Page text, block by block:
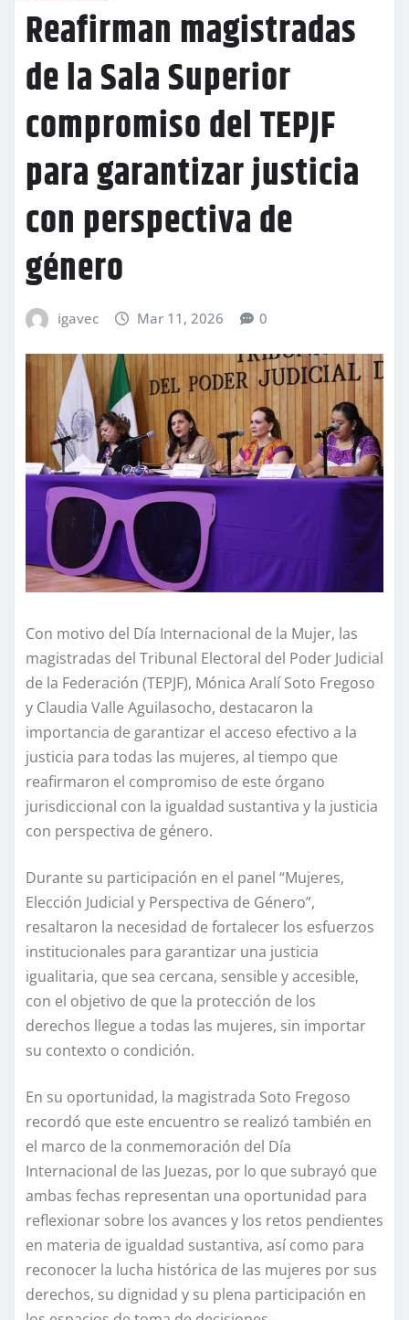
Reafirman magistradas
de la Sala Superior
compromiso del TEPJF
para garantizar justicia
con perspectiva de
género
igavec Mar 11, 2026 0
Con motivo del Día Internacional de la Mujer, las
magistradas del Tribunal Electoral del Poder Judicial
de la Federación (TEPJF), Mónica Aralí Soto Fregoso
y Claudia Valle Aguilasocho, destacaron la
importancia de garantizar el acceso efectivo a la
justicia para todas las mujeres, al tiempo que
reafirmaron el compromiso de este órgano
jurisdiccional con la igualdad sustantiva y la justicia
con perspectiva de género.
Durante su participación en el panel “Mujeres,
Elección Judicial y Perspectiva de Género”,
resaltaron la necesidad de fortalecer los esfuerzos
institucionales para garantizar una justicia
igualitaria, que sea cercana, sensible y accesible,
con el objetivo de que la protección de los
derechos llegue a todas las mujeres, sin importar
su contexto o condición.
En su oportunidad, la magistrada Soto Fregoso
recordó que este encuentro se realizó también en
el marco de la conmemoración del Día
Internacional de las Juezas, por lo que subrayó que
ambas fechas representan una oportunidad para
reflexionar sobre los avances y los retos pendientes
en materia de igualdad sustantiva, así como para
reconocer la lucha histórica de las mujeres por sus
derechos, su dignidad y su plena participación en